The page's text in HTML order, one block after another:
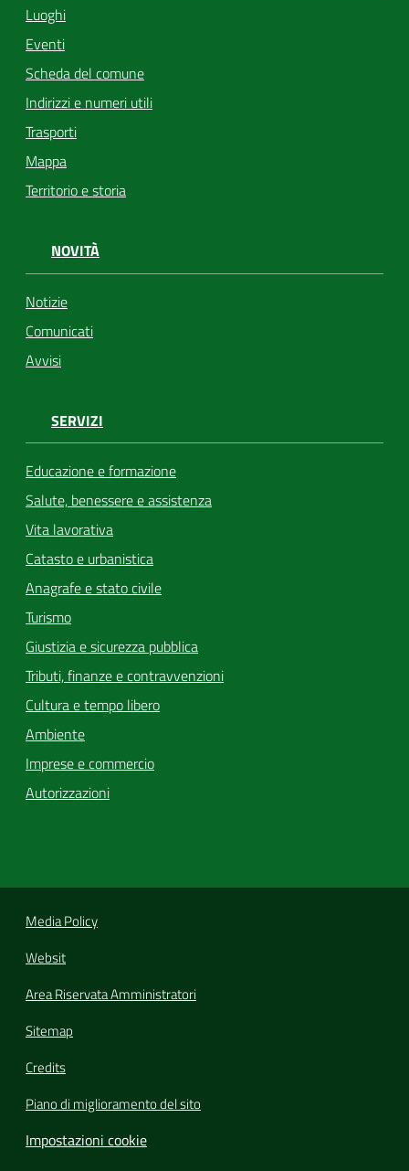
Luoghi
Eventi
Scheda del comune
Indirizzi e numeri utili
Trasporti
Mappa
Territorio e storia
NOVITÀ
Notizie
Comunicati
Avvisi
SERVIZI
Educazione e formazione
Salute, benessere e assistenza
Vita lavorativa
Catasto e urbanistica
Anagrafe e stato civile
Turismo
Giustizia e sicurezza pubblica
Tributi, finanze e contravvenzioni
Cultura e tempo libero
Ambiente
Imprese e commercio
Autorizzazioni
Media Policy
Websit
Area Riservata Amministratori
Sitemap
Credits
Piano di miglioramento del sito
Impostazioni cookie